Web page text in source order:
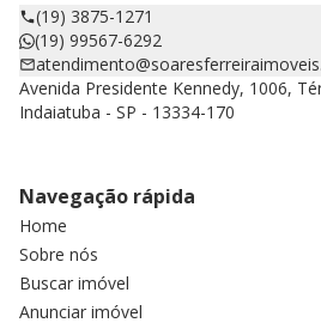
(19) 3875-1271
(19) 99567-6292
Avenida Presidente Kennedy, 1006,
Indaiatuba - SP - 13334-170
Navegação rápida
Home
Sobre nós
Buscar imóvel
Anunciar imóvel